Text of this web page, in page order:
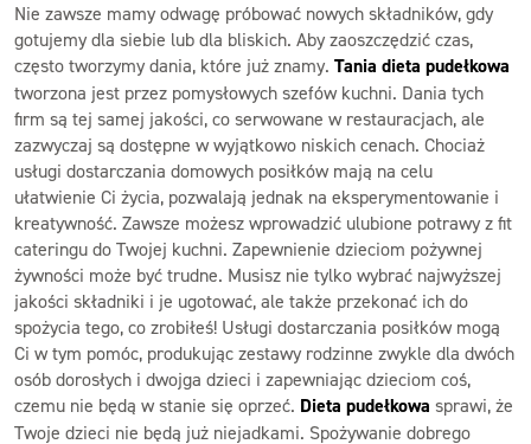
Nie zawsze mamy odwagę próbować nowych składników, gdy
gotujemy dla siebie lub dla bliskich. Aby zaoszczędzić czas,
często tworzymy dania, które już znamy. Tania dieta pudełkowa
tworzona jest przez pomysłowych szefów kuchni. Dania tych
firm są tej samej jakości, co serwowane w restauracjach, ale
zazwyczaj są dostępne w wyjątkowo niskich cenach. Chociaż
usługi dostarczania domowych posiłków mają na celu
ułatwienie Ci życia, pozwalają jednak na eksperymentowanie i
kreatywność. Zawsze możesz wprowadzić ulubione potrawy z fit
cateringu do Twojej kuchni. Zapewnienie dzieciom pożywnej
żywności może być trudne. Musisz nie tylko wybrać najwyższej
jakości składniki i je ugotować, ale także przekonać ich do
spożycia tego, co zrobiłeś! Usługi dostarczania posiłków mogą
Ci w tym pomóc, produkując zestawy rodzinne zwykle dla dwóch
osób dorosłych i dwojga dzieci i zapewniając dzieciom coś,
czemu nie będą w stanie się oprzeć. Dieta pudełkowa sprawi, że
Twoje dzieci nie będą już niejadkami. Spożywanie dobrego